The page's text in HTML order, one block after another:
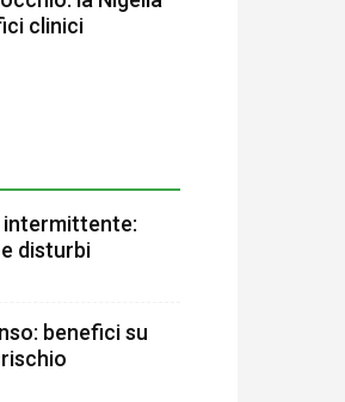
clinici
intermittente:
disturbi
benefici su